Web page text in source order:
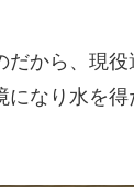
から、現
になり水を